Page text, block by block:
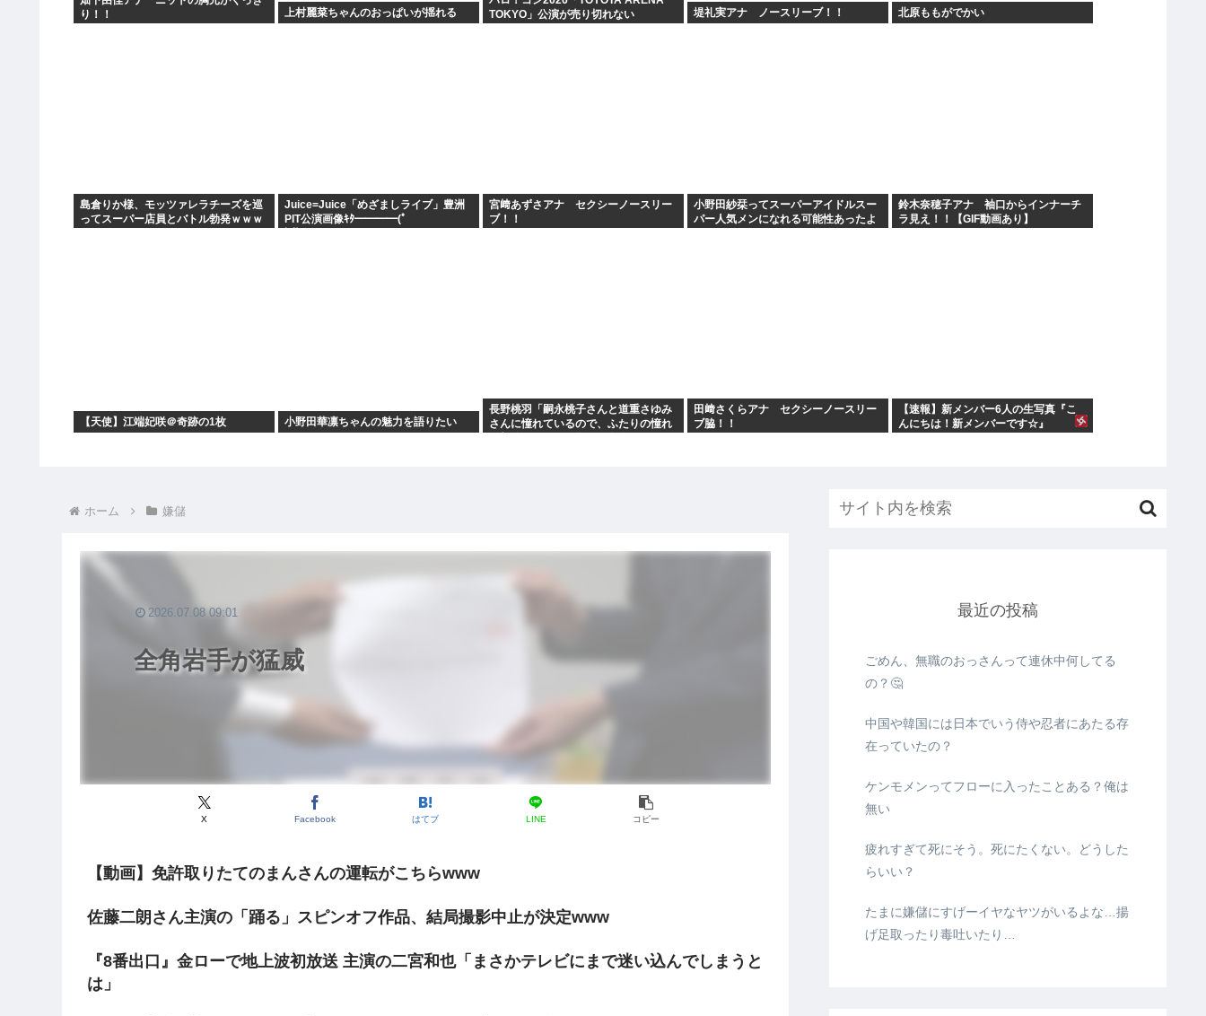
り！！
上村麗菜ちゃんのおっぱいが揺れる
TOKYO」公演が売り切れない
堤礼実アナ ノースリーブ！！ 北原ももがでかい
島倉りか様、モッツァレラチーズを巡
ってスーパー店員とバトル勃発ｗｗｗ
Juice=Juice「めざましライブ」豊洲
PIT公演画像ｷﾀ━━━━(ﾟ
宮﨑あずさアナ セクシーノースリー
ブ！！
小野田紗栞ってスーパーアイドルスー
パー人気メンになれる可能性あったよ
鈴木奈穂子アナ 袖口からインナーチ
ラ見え！！【GIF動画あり】
【天使】江端妃咲＠奇跡の1枚 小野田華凛ちゃんの魅力を語りたい
長野桃羽「嗣永桃子さんと道重さゆみ
さんに憧れているので、ふたりの憧れ
田﨑さくらアナ セクシーノースリー
ブ脇！！
【速報】新メンバー6人の生写真『こ
んにちは！新メンバーです☆』
ホーム 嫌儲
全角岩手が猛威
X Facebook はてブ LINE コピー
2026.07.08 09:01
【動画】免許取りたてのまんさんの運転がこちらwww
佐藤二朗さん主演の「踊る」スピンオフ作品、結局撮影中止が決定www
『8番出口』金ローで地上波初放送 主演の二宮和也「まさかテレビにまで迷い込んでしまうと
は」
最近の投稿
ごめん、無職のおっさんって連休中何してる
の？🤔
中国や韓国には日本でいう侍や忍者にあたる存
在っていたの？
ケンモメンってフローに入ったことある？俺は
無い
疲れすぎて死にそう。死にたくない。どうした
らいい？
たまに嫌儲にすげーイヤなヤツがいるよな…揚
げ足取ったり毒吐いたり…